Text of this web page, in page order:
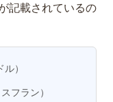
記載されているの
ル）
スフラン）